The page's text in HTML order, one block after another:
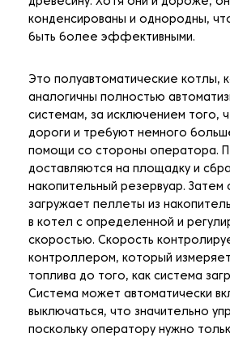
древесину. Хотя они и дороже,
конденсированы и однородны,
быть более эффективными.
Это полуавтоматические котлы,
аналогичны полностью
системам, за исключением того,
дороги и требуют немного
помощи со стороны оператора.
доставляются на площадку и
накопительный резервуар. Затем
загружает пеллеты из
в котел с определенной и
скоростью. Скорость
контроллером, который
топлива до того, как система
Система может автоматически
выключаться, что значительно
поскольку оператору нужно